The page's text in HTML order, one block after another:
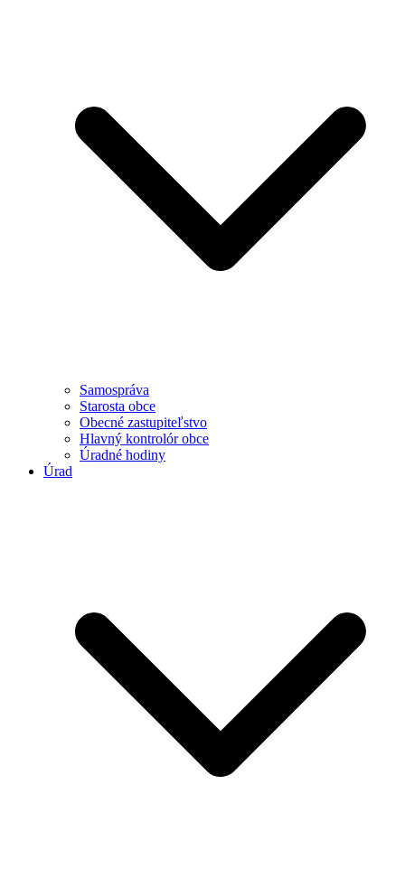
Samospráva
Starosta obce
Obecné zastupiteľstvo
Hlavný kontrolór obce
Úradné hodiny
Úrad